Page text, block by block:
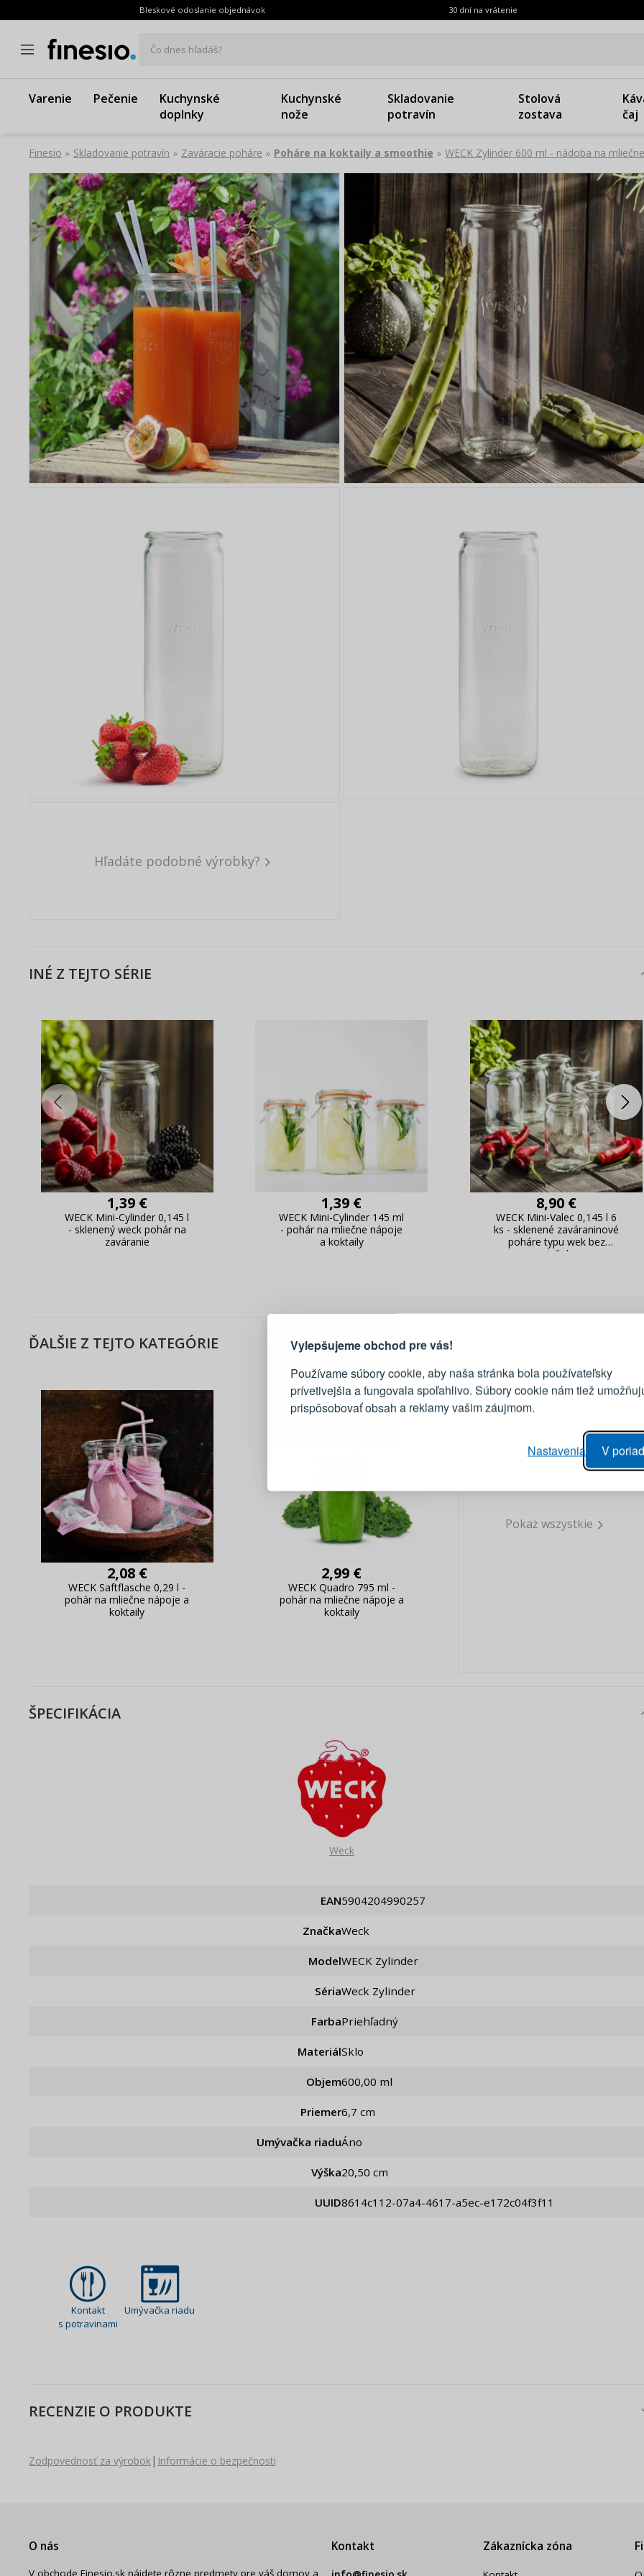
Vylepšujeme obchod pre vás!
Používame súbory cookie, aby naša stránka bola používateľsky
prívetivejšia a fungovala spoľahlivo. Súbory cookie nám tiež
prispôsobovať obsah a reklamy vašim záujmom.
V
Nastavenia
Bleskové odoslanie objednávok 30 dní na vrátenie
Čo dnes hľadáš?
Varenie Pečenie
Kuchynské
doplnky
Kuchynské
nože
Skladovanie
potravín
Stolová
zostava
čaj
Finesio » Skladovanie potravín » Zaváracie poháre » Poháre na koktaily a smoothie » WECK Zylinder 600 ml - nádoba na
Hľadáte podobné výrobky?
INÉ Z TEJTO SÉRIE
1,39 €
WECK Mini-Cylinder 0,145 l
- sklenený weck pohár na
zaváranie
1,39 €
WECK Mini-Cylinder 145 ml
- pohár na mliečne nápoje
a koktaily
8,90 €
WECK Mini-Valec 0,145 l 6
ks - sklenené zaváraninové
poháre typu wek bez
viečok
ĎALŠIE Z TEJTO KATEGÓRIE
2,08 €
WECK Saftflasche 0,29 l -
pohár na mliečne nápoje a
koktaily
2,99 €
WECK Quadro 795 ml -
pohár na mliečne nápoje a
koktaily
Pokaż wszystkie
ŠPECIFIKÁCIA
Weck
EAN 5904204990257
Značka Weck
Model WECK Zylinder
Séria Weck Zylinder
Farba Priehľadný
Materiál Sklo
Objem 600,00 ml
Priemer 6,7 cm
Umývačka riadu Áno
Výška 20,50 cm
UUID 8614c112-07a4-4617-a5ec-e172c04f3f11
Kontakt
s potravinami
Umývačka riadu
RECENZIE O PRODUKTE
Zodpovednosť za výrobok| Informácie o bezpečnosti
O nás
V obchode Finesio.sk nájdete rôzne predmety pre váš domov a
Kontakt Zákaznícka zóna
účet
Živý náhľad na zmeny v objednávke
E-mail
PRIHLÁSIŤ
Pripomenutie